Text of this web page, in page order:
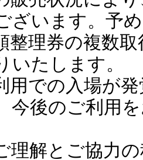
ざいます。予
券の複数取
いたします。
の入場が発覚
今後のご利用
解とご協力の